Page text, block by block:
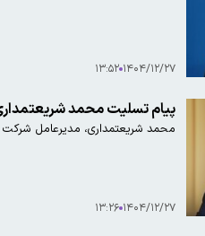
۱۴۰۴/۱۲/۲۷ ۱۳:۵۲
پیام تسلیت محمد
محمد شریعتمداری، مدیرعامل شرکت
۱۴۰۴/۱۲/۲۷ ۱۳:۲۶